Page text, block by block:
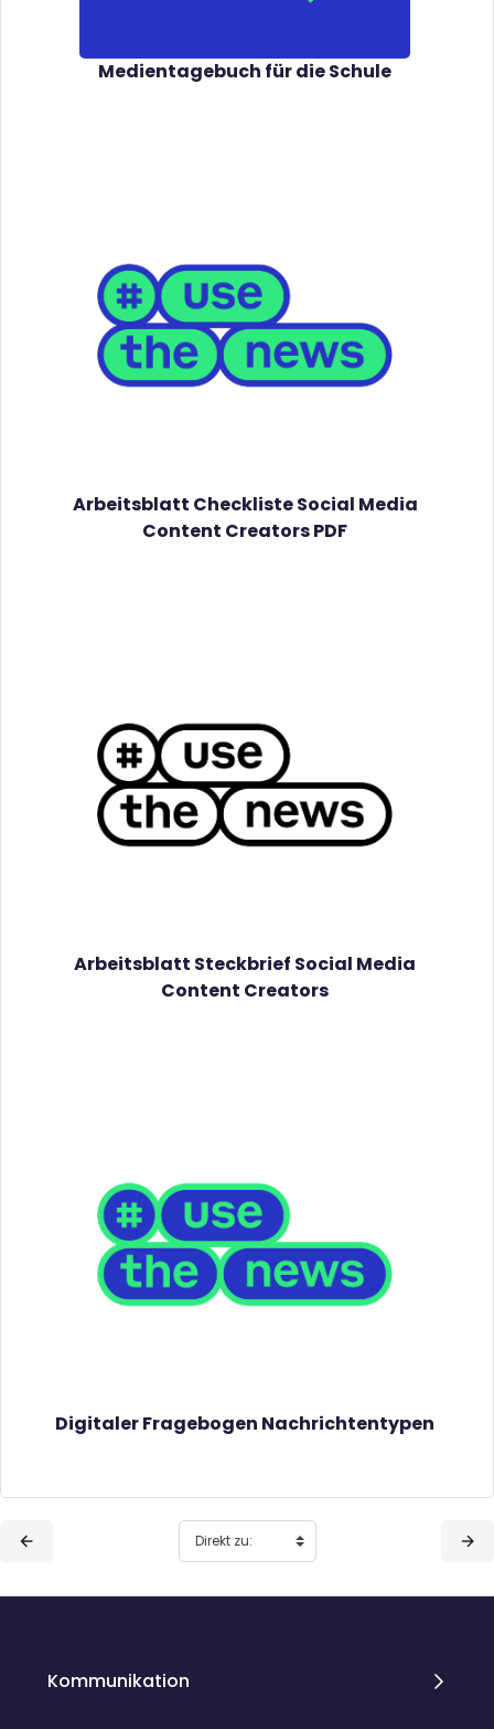
Medientagebuch für die Schule
Arbeitsblatt Checkliste Social Media
Content Creators PDF
Arbeitsblatt Steckbrief Social Media
Content Creators
Digitaler Fragebogen Nachrichtentypen
Kommunikation